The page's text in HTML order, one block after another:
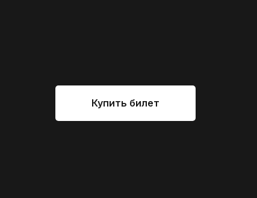
Купить билет